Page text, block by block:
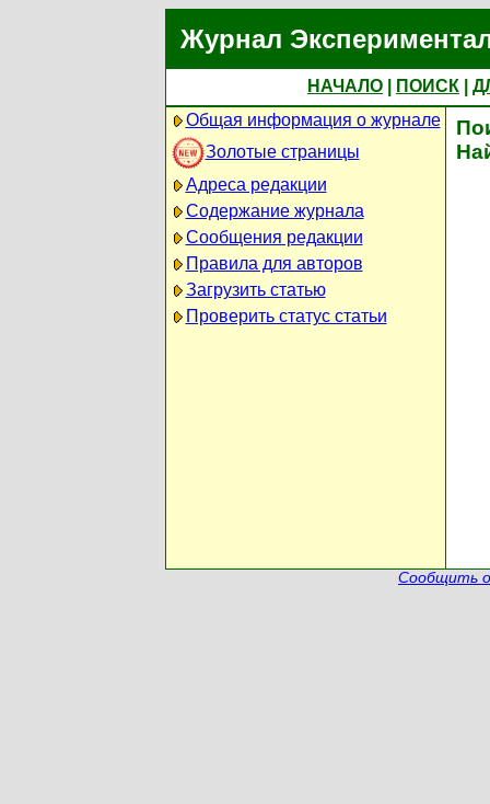
Журнал
НАЧАЛО ПОИСК
Общая информация о журнале
Золотые страницы
Адреса редакции
Содержание журнала
Сообщения редакции
Правила для авторов
Загрузить статью
Проверить статус статьи
Сообщить о